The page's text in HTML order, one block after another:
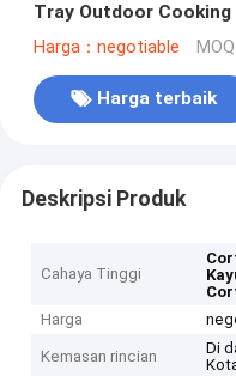
Tray Outdoor Cooking
Harga：negotiable
Harga terbaik
Deskripsi Produk
Cahaya Tinggi
Harga
Kemasan rincian
Di